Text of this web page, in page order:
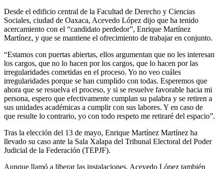
Desde el edificio central de la Facultad de Derecho y Ciencias
Sociales, ciudad de Oaxaca, Acevedo López dijo que ha tenido
acercamiento con el “candidato perdedor”, Enrique Martínez
Martínez, y que se mantiene el ofrecimiento de trabajar en conjunto.
“Estamos con puertas abiertas, ellos argumentan que no les interesan
los cargos, que no lo hacen por los cargos, que lo hacen por las
irregularidades cometidas en el proceso. Yo no veo cuáles
irregularidades porque se han cumplido con todas. Esperemos que
ahora que se resuelva el proceso, y si se resuelve favorable hacia mi
persona, espero que efectivamente cumplan su palabra y se retiren a
sus unidades académicas a cumplir con sus labores. Y en caso de
que resulte lo contrario, yo con todo respeto me retiraré del espacio”.
Tras la elección del 13 de mayo, Enrique Martínez Martínez ha
llevado su caso ante la Sala Xalapa del Tribunal Electoral del Poder
Judicial de la Federación (TEPJF).
Aunque llamó a liberar las instalaciones, Acevedo López también